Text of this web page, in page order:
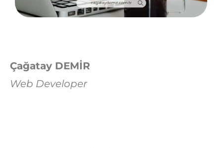
Çağatay DEMİR
Web Developer